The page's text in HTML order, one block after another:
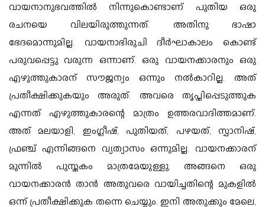
വായനാനുഭവത്തില്‍ നിന്നുകൊണ്ടാണ് പുതിയ ഒരു
രചനയെ വിലയിരുത്തുന്നത്. അതിനു ഭാഷാ
ഭേദമൊന്നുമില്ല. വായനാഭിരുചി ദീര്‍ഘാകാലം കൊണ്ട്
പരുവപ്പെട്ടു വരുന്ന ഒന്നാണ്. ഒരു വായനക്കാരനും ഒരു
എഴുത്തുകാരന് സൗജന്യം ഒന്നും നല്‍കാറില്ല. അത്
പ്രതീക്ഷിക്കുകയും അരുത്. അവരെ തൃപ്തിപ്പെടുത്തുക
എന്നത് എഴുത്തുകാരന്റെ മാത്രം ഉത്തരവാദിത്തമാണ്.
അത് മലയാളി, ഇംഗ്ലീഷ്, പുതിയത്, പഴയത്, സ്പാനിഷ്,
ഫ്രഞ്ച് എന്നിങ്ങനെ വ്യത്യാസം ഒന്നുമില്ല. വായനക്കാരന്
മുന്നില്‍ പുസ്തകം മാത്രമേയുള്ളു. അങ്ങനെ ഒരു
വായനക്കാരന്‍ താന്‍ അതുവരെ വായിച്ചതിന്റെ മുകളില്‍
ഒന്ന് പ്രതീക്ഷിക്കുക തന്നെ ചെയ്യും. ഇനി അതുക്കും മേലെ,